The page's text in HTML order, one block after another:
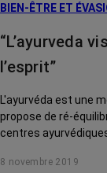
BIEN-ÊTRE ET
“L’ayurveda
l’esprit”
L'ayurvéda est une
propose de ré-
centres
8 novembre 2019